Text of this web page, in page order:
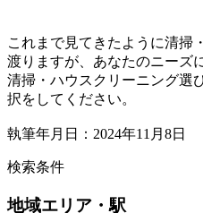
これまで見てきたように清掃
渡りますが、あなたのニーズ
清掃・ハウスクリーニング選
択をしてください。
執筆年月日：2024年11月8日
検索条件
地域エリア・駅